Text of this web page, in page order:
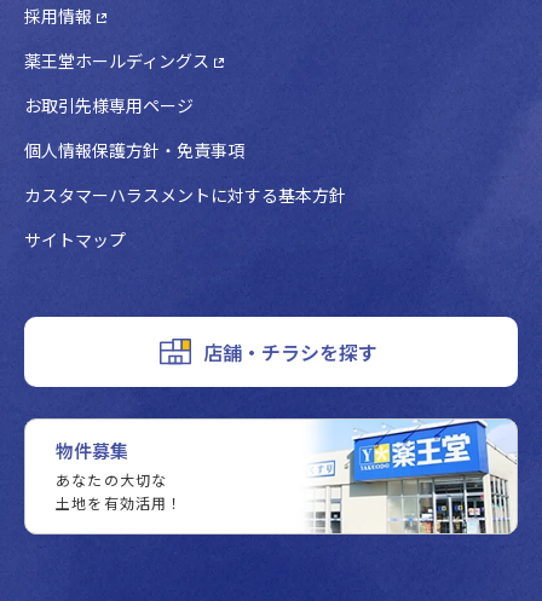
採用情報
薬王堂ホールディングス
お取引先様専用ページ
個人情報保護方針・免責事項
カスタマーハラスメントに対する基本方針
サイトマップ
店舗・チラシを探す
物件募集
あなたの大切な
土地を有効活用！